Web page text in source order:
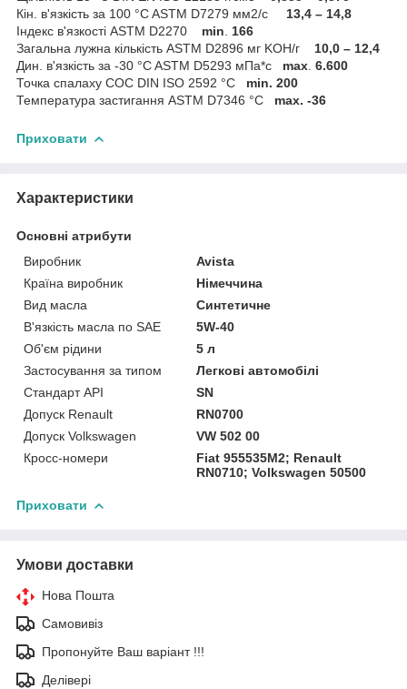
Кін. в'язкість за 100 °C ASTM D7279 мм2/с 13,4 – 14,8
Індекс в'язкості ASTM D2270 min
166
Загальна лужна кількість ASTM D2896 мг KOH/г 10,0 – 12,4
Дин. в'язкість за -30 °C ASTM D5293 мПа*с max 6.600
Точка спалаху COC DIN ISO 2592 °C min. 200
Температура застигання ASTM D7346 °C max. -36
Приховати
Характеристики
Основні атрибути
Виробник
Avista
Країна виробник
Німеччина
Вид масла
Синтетичне
В'язкість масла по SAE
5W-40
Об'єм рідини
5 л
Застосування за типом
Легкові автомобілі
Стандарт API
SN
Допуск Renault
RN0700
Допуск Volkswagen
VW 502 00
Кросс-номери
Fiat 955535M2; Renault
RN0710; Volkswagen 50500
Приховати
Умови доставки
Нова Пошта
Самовивіз
Пропонуйте Ваш варіант !!!
Делівері